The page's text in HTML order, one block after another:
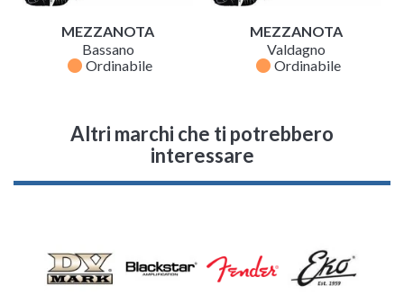
MEZZANOTA
Bassano
fiber_manual_record Ordinabile
MEZZANOTA
Valdagno
fiber_manual_record Ordinabile
Altri marchi che ti potrebbero
interessare